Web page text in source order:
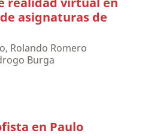
asignaturas de
Rolando Romero
Burga
en Paulo